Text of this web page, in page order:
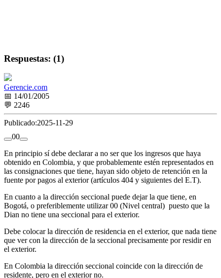
Respuestas: (1)
Gerencie.com
📅 14/01/2005
💬 2246
Publicado:2025-11-29
00
En principio sí debe declarar a no ser que los ingresos que haya
obtenido en Colombia, y que probablemente estén representados en
las consignaciones que tiene, hayan sido objeto de retención en la
fuente por pagos al exterior (artículos 404 y siguientes del E.T).
En cuanto a la dirección seccional puede dejar la que tiene, en
Bogotá, o preferiblemente utilizar 00 (Nivel central) puesto que la
Dian no tiene una seccional para el exterior.
Debe colocar la dirección de residencia en el exterior, que nada tiene
que ver con la dirección de la seccional precisamente por residir en
el exterior.
En Colombia la dirección seccional coincide con la dirección de
residente, pero en el exterior no.